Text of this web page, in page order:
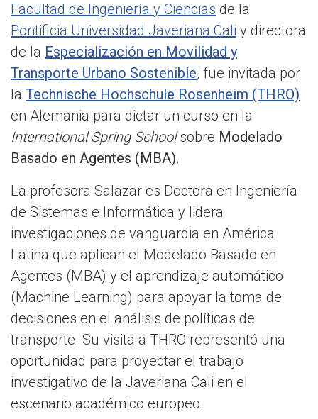
Facultad de Ingeniería y Ciencias de la
Pontificia Universidad Javeriana Cali y directora
de la Especialización en Movilidad y
Transporte Urbano Sostenible, fue invitada por
la Technische Hochschule Rosenheim (THRO)
en Alemania para dictar un curso en la
International Spring Schoolsobre Modelado
Basado en Agentes (MBA).
La profesora Salazar es Doctora en Ingeniería
de Sistemas e Informática y lidera
investigaciones de vanguardia en América
Latina que aplican el Modelado Basado en
Agentes (MBA) y el aprendizaje automático
(Machine Learning) para apoyar la toma de
decisiones en el análisis de políticas de
transporte. Su visita a THRO representó una
oportunidad para proyectar el trabajo
investigativo de la Javeriana Cali en el
escenario académico europeo.